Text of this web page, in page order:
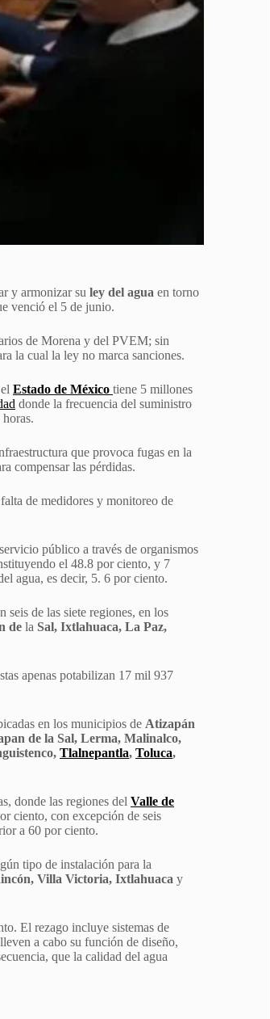
y armonizar su ley del agua en torno
venció el 5 de junio.
de Morena y del PVEM; sin
la cual la ley no marca sanciones.
Estado de México tiene 5 millones
donde la frecuencia del suministro
que provoca fugas en la
compensar las pérdidas.
de medidores y monitoreo de
público a través de organismos
el 48.8 por ciento, y 7
agua, es decir, 5. 6 por ciento.
seis de las siete regiones, en los
de la Sal, Ixtlahuaca, La Paz,
apenas potabilizan 17 mil 937
en los municipios de Atizapán
de la Sal, Lerma, Malinalco,
Tlalnepantla, Toluca,
donde las regiones del Valle de
ciento, con excepción de seis
a 60 por ciento.
tipo de instalación para la
Villa Victoria, Ixtlahuaca y
El rezago incluye sistemas de
a cabo su función de diseño,
que la calidad del agua